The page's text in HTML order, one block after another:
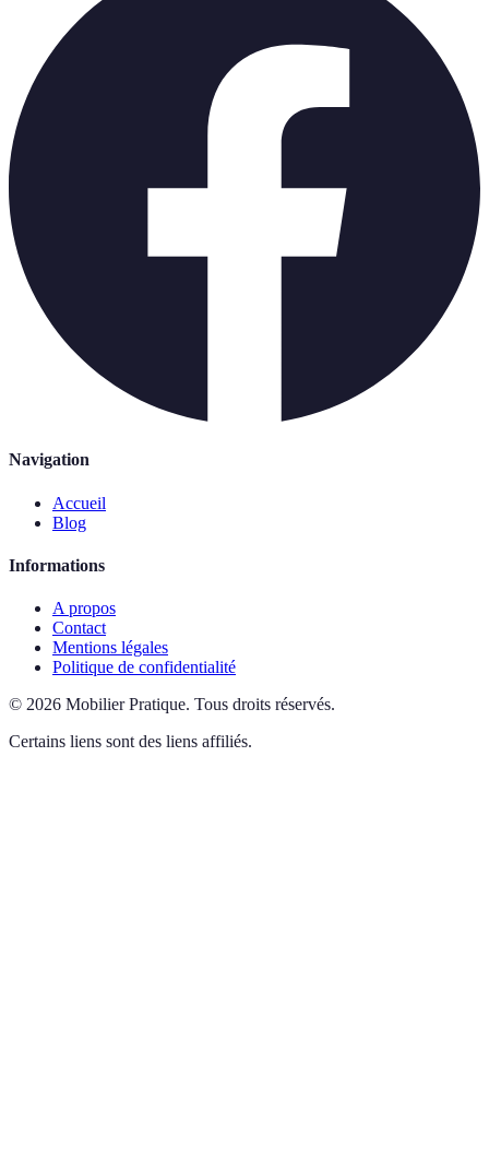
Navigation
Accueil
Blog
Informations
A propos
Contact
Mentions légales
Politique de confidentialité
© 2026 Mobilier Pratique. Tous droits réservés.
Certains liens sont des liens affiliés.